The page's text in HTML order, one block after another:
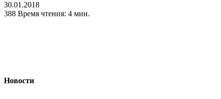
30.01.2018
388 Время чтения: 4 мин.
Новости